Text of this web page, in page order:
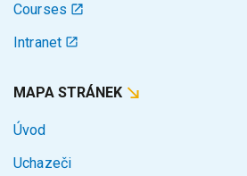
Courses
Intranet
MAPA STRÁNEK
Úvod
Uchazeči